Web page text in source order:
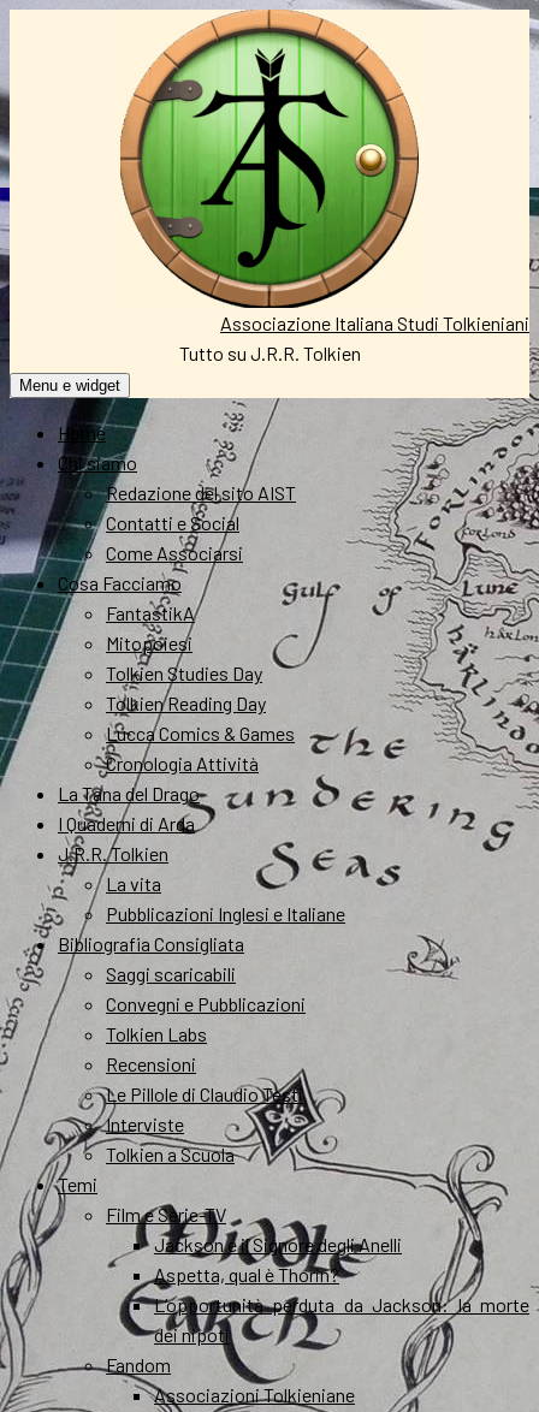
Associazione Italiana Studi Tolkieniani
Tutto su J.R.R. Tolkien
Menu e widget
Home
Chi siamo
Redazione del sito AIST
Contatti e Social
Come Associarsi
Cosa Facciamo
FantastikA
Mitopoiesi
Tolkien Studies Day
Tolkien Reading Day
Lucca Comics & Games
Cronologia Attività
La Tana del Drago
I Quaderni di Arda
J.R.R. Tolkien
La vita
Pubblicazioni Inglesi e Italiane
Bibliografia Consigliata
Saggi scaricabili
Convegni e Pubblicazioni
Tolkien Labs
Recensioni
Le Pillole di Claudio Testi
Interviste
Tolkien a Scuola
Temi
Film e Serie-TV
Jackson e il Signore degli Anelli
Aspetta, qual è Thorin?
L’opportunità perduta da Jackson: la morte
dei nipoti
Fandom
Associazioni Tolkieniane